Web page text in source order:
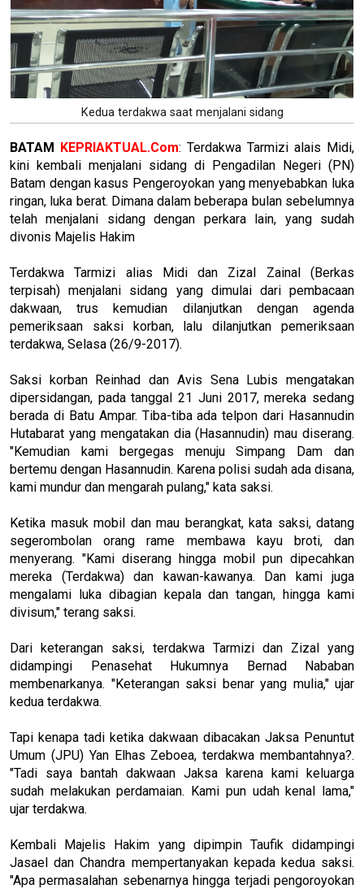
Kedua terdakwa saat menjalani sidang
BATAM KEPRIAKTUAL.Com: Terdakwa Tarmizi alais Midi,
kini kembali menjalani sidang di Pengadilan Negeri (PN)
Batam dengan kasus Pengeroyokan yang menyebabkan luka
ringan, luka berat. Dimana dalam beberapa bulan sebelumnya
telah menjalani sidang dengan perkara lain, yang sudah
divonis Majelis Hakim
Terdakwa Tarmizi alias Midi dan Zizal Zainal (Berkas
terpisah) menjalani sidang yang dimulai dari pembacaan
dakwaan, trus kemudian dilanjutkan dengan agenda
pemeriksaan saksi korban, lalu dilanjutkan pemeriksaan
terdakwa, Selasa (26/9-2017).
Saksi korban Reinhad dan Avis Sena Lubis mengatakan
dipersidangan, pada tanggal 21 Juni 2017, mereka sedang
berada di Batu Ampar. Tiba-tiba ada telpon dari Hasannudin
Hutabarat yang mengatakan dia (Hasannudin) mau diserang.
"Kemudian kami bergegas menuju Simpang Dam dan
bertemu dengan Hasannudin. Karena polisi sudah ada disana,
kami mundur dan mengarah pulang," kata saksi.
Ketika masuk mobil dan mau berangkat, kata saksi, datang
segerombolan orang rame membawa kayu broti, dan
menyerang. "Kami diserang hingga mobil pun dipecahkan
mereka (Terdakwa) dan kawan-kawanya. Dan kami juga
mengalami luka dibagian kepala dan tangan, hingga kami
divisum," terang saksi.
Dari keterangan saksi, terdakwa Tarmizi dan Zizal yang
didampingi Penasehat Hukumnya Bernad Nababan
membenarkanya. "Keterangan saksi benar yang mulia," ujar
kedua terdakwa.
Tapi kenapa tadi ketika dakwaan dibacakan Jaksa Penuntut
Umum (JPU) Yan Elhas Zeboea, terdakwa membantahnya?.
"Tadi saya bantah dakwaan Jaksa karena kami keluarga
sudah melakukan perdamaian. Kami pun udah kenal lama,"
ujar terdakwa.
Kembali Majelis Hakim yang dipimpin Taufik didampingi
Jasael dan Chandra mempertanyakan kepada kedua saksi.
"Apa permasalahan sebenarnya hingga terjadi pengoroyokan